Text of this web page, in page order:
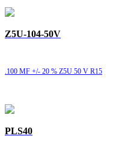
Z5U-104-50V
.100 MF +/- 20 % Z5U 50 V R15
PLS40